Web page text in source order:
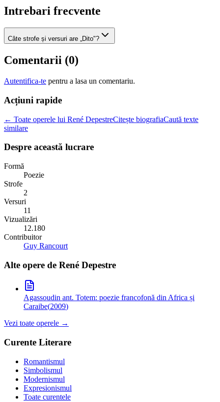
Intrebari frecvente
Câte strofe și versuri are „Dito"?
Comentarii (0)
Autentifica-te pentru a lasa un comentariu.
Acțiuni rapide
← Toate operele lui René DepestreCitește biografiaCaută texte
similare
Despre această lucrare
Formă
Poezie
Strofe
2
Versuri
11
Vizualizări
12.180
Contribuitor
Guy Rancourt
Alte opere de René Depestre
Agassoudin ant. Totem: poezie francofonă din Africa și
Caraibe(2009)
Vezi toate operele →
Curente Literare
Romantismul
Simbolismul
Modernismul
Expresionismul
Toate curentele